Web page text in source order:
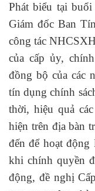
Phát biểu tại
Giám đốc Ban
công tác
của cấp ủy,
đồng bộ của các
tín dụng chính
thời, hiệu quả
hiện trên địa bàn
đến để hoạt động
khi chính quyền
động, đề nghị